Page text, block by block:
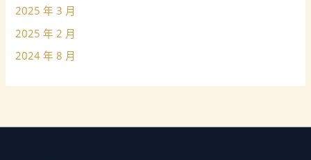
2025 年 3 月
2025 年 2 月
2024 年 8 月